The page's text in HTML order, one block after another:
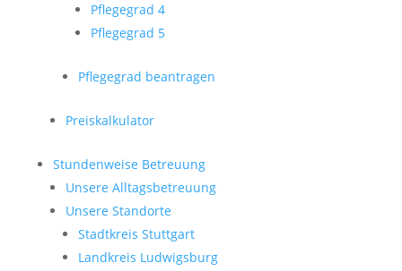
Pflegegrad 4
Pflegegrad 5
Pflegegrad beantragen
Preiskalkulator
Stundenweise Betreuung
Unsere Alltagsbetreuung
Unsere Standorte
Stadtkreis Stuttgart
Landkreis Ludwigsburg